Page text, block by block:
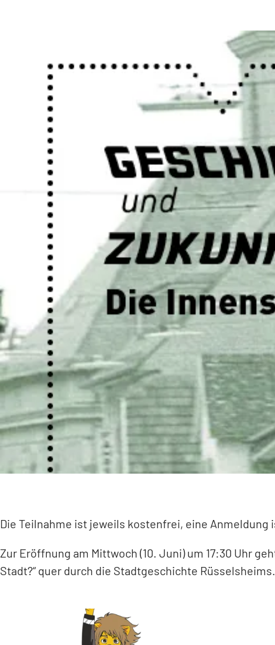
Die Teilnahme ist jeweils kostenfrei, eine
Zur Eröffnung am Mittwoch (10. Juni) um 17:30 Uhr
Stadt?“ quer durch die Stadtgeschichte